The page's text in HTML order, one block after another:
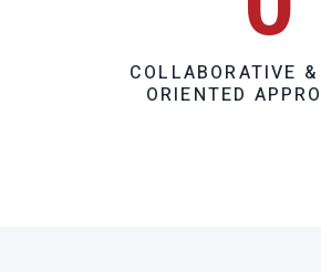
COLLABORATIVE
ORIENTED